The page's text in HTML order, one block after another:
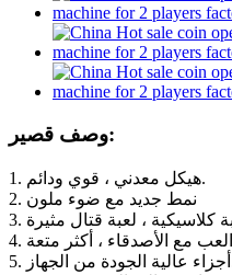
وصف قصير:
1. هيكل معدني ، قوي ودائم.
2. نمط جديد مع ضوء ملون